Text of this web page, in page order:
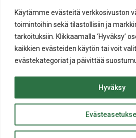
Käytämme evästeitä verkkosivuston
toimintoihin sekä tilastollisiin ja
tarkoituksiin. Klikkaamalla ‘Hyväksy’
kaikkien evästeiden käytön tai voit
evästekategoriat ja päivittää
Hyväksy
© Salon kaupunki 2020 • All rights